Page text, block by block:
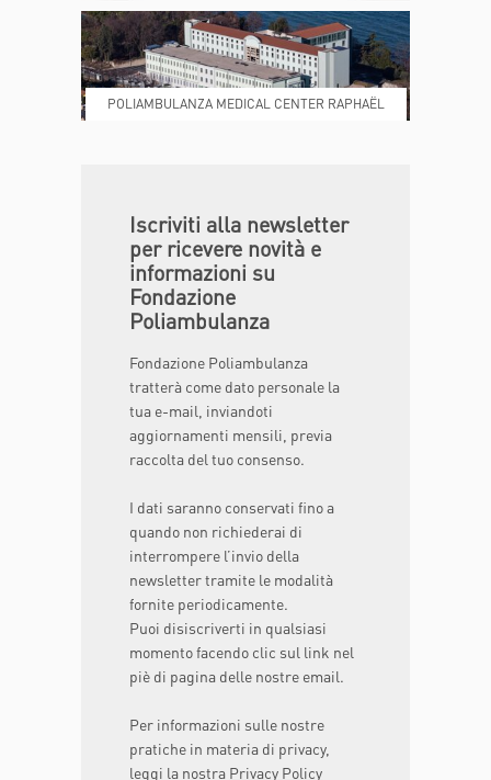
DONA ORA MAGAZINE
POLIAMBULANZA MEDICAL CENTER RAPHAËL
Iscriviti alla newsletter
per ricevere novità e
informazioni su
Fondazione
Poliambulanza
Fondazione Poliambulanza
tratterà come dato personale la
tua e-mail, inviandoti
aggiornamenti mensili, previa
raccolta del tuo consenso.
I dati saranno conservati fino a
quando non richiederai di
interrompere l’invio della
newsletter tramite le modalità
fornite periodicamente.
Puoi disiscriverti in qualsiasi
momento facendo clic sul link nel
piè di pagina delle nostre email.
Per informazioni sulle nostre
pratiche in materia di privacy,
leggi la nostra Privacy Policy